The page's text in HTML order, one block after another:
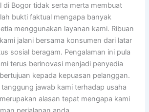
di Bogor tidak serta merta membuat
bukti faktual mengapa banyak
menggunakan layanan kami. Ribuan
jalani bersama konsumen dari latar
sosial beragam. Pengalaman ini pula
terus berinovasi menjadi penyedia
kepada kepuasan pelanggan.
jawab kami terhadap usaha
alasan tepat mengapa kami